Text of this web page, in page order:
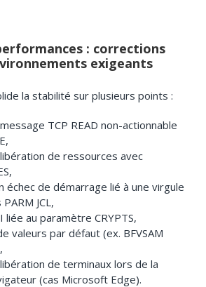
: corrections
exigeants
la stabilité sur plusieurs points :
TCP READ non-actionnable
de ressources avec
échec de démarrage lié à une virgule
JCL,
au paramètre CRYPTS,
valeurs par défaut (ex. BFVSAM
de terminaux lors de la
(cas Microsoft Edge).